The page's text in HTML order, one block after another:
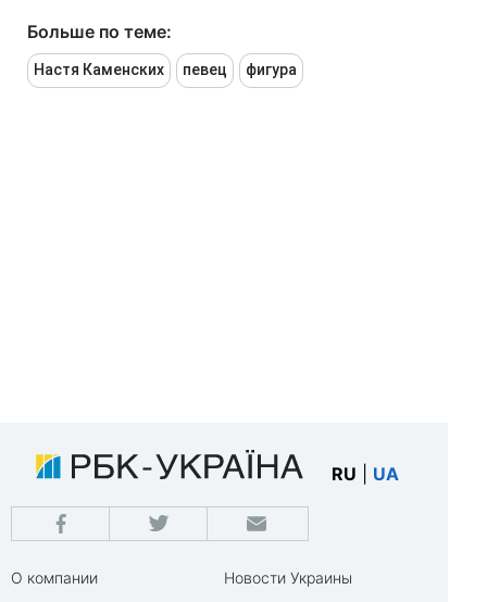
Больше по теме:
Настя Каменских певец фигура
RU UA
О компании
Новости Украины